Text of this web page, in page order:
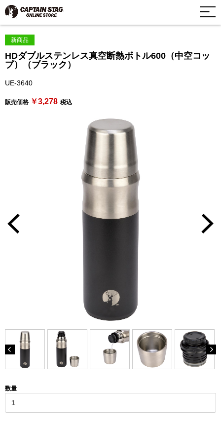
新商品
HDダブルステンレス真空断熱ボトル600（中空コッ
プ）（ブラック）
UE-3640
販売価格 ￥3,278 税込
数量